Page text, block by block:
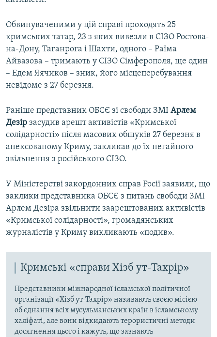
Обвинуваченими у цій справі проходять 25
кримських татар, 23 з яких вивезли в СІЗО Ростова-
на-Дону, Таганрога і Шахти, одного – Раїма
Айвазова – тримають у СІЗО Сімферополя, ще один
– Едем Яячиков – зник, його місцеперебування
невідоме з 27 березня.
Раніше представник ОБСЄ зі свободи ЗМІ Арлем
Дезір засудив арешт активістів «Кримської
солідарності» після масових обшуків 27 березня в
анексованому Криму, закликав до їх негайного
звільнення з російського СІЗО.
У Міністерстві закордонних справ Росії заявили, що
заклики представника ОБСЄ з питань свободи ЗМІ
Арлем Дезіра звільнити заарештованих активістів
«Кримської солідарності», громадянських
журналістів у Криму викликають «подив».
Кримські «справи Хізб ут-Тахрір»
Представники міжнародної ісламської політичної
організації «Хізб ут-Тахрір» називають своєю місією
об'єднання всіх мусульманських країн в ісламському
халіфаті, але вони відкидають терористичні методи
досягнення цього і кажуть, що зазнають